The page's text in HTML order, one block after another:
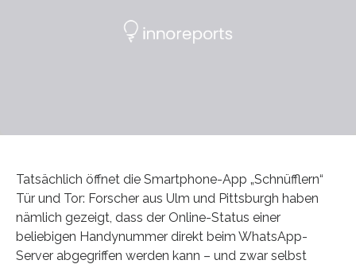
Tatsächlich öffnet die Smartphone-App „Schnüfflern“
Tür und Tor: Forscher aus Ulm und Pittsburgh haben
nämlich gezeigt, dass der Online-Status einer
beliebigen Handynummer direkt beim WhatsApp-
Server abgegriffen werden kann – und zwar selbst